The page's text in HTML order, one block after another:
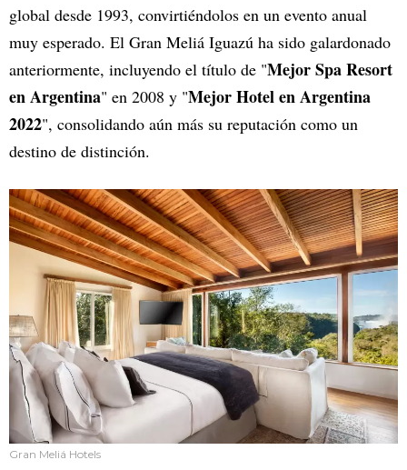
global desde 1993, convirtiéndolos en un evento anual
muy esperado. El Gran Meliá Iguazú ha sido galardonado
anteriormente, incluyendo el título de "Mejor Spa Resort
en Argentina" en 2008 y "Mejor Hotel en Argentina
2022", consolidando aún más su reputación como un
destino de distinción.
Gran Meliá Hotels